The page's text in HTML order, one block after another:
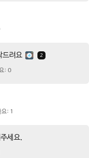
드려요 2
: 0
: 1
세요.